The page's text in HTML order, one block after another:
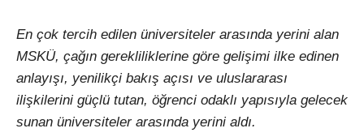
En çok tercih edilen üniversiteler arasında yerini alan
MSKÜ, çağın gerekliliklerine göre gelişimi ilke edinen
anlayışı, yenilikçi bakış açısı ve uluslararası
ilişkilerini güçlü tutan, öğrenci odaklı yapısıyla gelecek
sunan üniversiteler arasında yerini aldı.